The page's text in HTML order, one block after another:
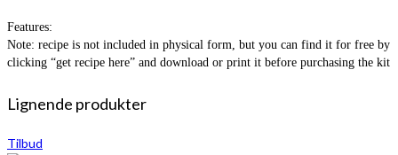
Features:
Note: recipe is not included in physical form, but you can find it for free by
clicking “get recipe here” and download or print it before purchasing the kit
Lignende produkter
Tilbud